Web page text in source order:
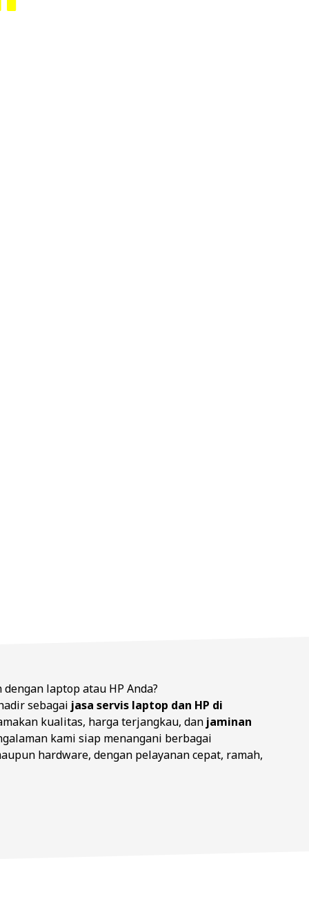
laptop atau HP Anda?
sebagai jasa servis laptop dan HP di
kualitas, harga terjangkau, dan jaminan
kami siap menangani berbagai
hardware, dengan pelayanan cepat, ramah,